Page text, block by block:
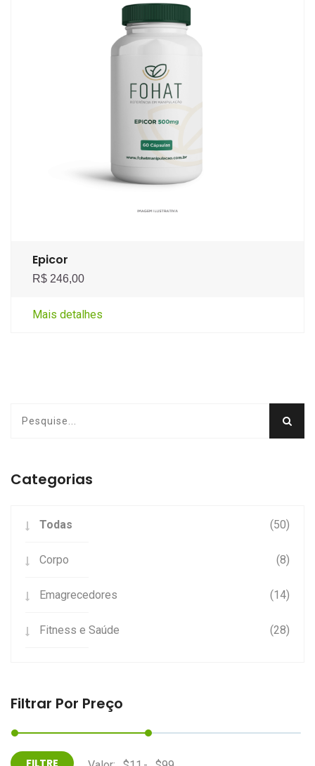
Epicor
R$ 246,00
Mais detalhes
Categorias
Todas (50)
Corpo (8)
Emagrecedores (14)
Fitness e Saúde (28)
Filtrar Por Preço